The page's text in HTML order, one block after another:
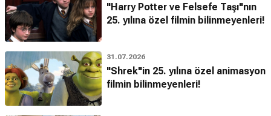
"Harry Potter ve Felsefe Taşı"nın
25. yılına özel filmin bilinmeyenleri!
31.07.2026
"Shrek"in 25. yılına özel animasyon
filmin bilinmeyenleri!